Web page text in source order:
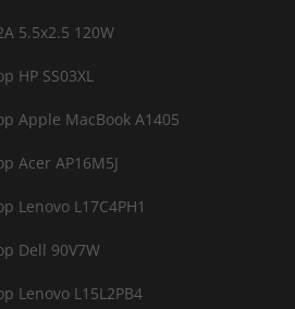
5.5x2.5 120W
HP SS03XL
Apple MacBook A1405
Acer AP16M5J
Lenovo L17C4PH1
Dell 90V7W
Lenovo L15L2PB4